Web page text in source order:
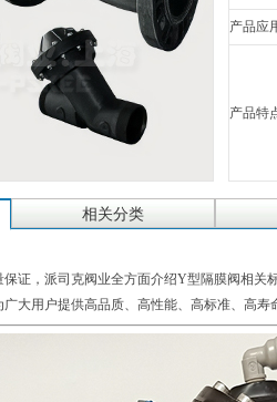
产品应
产品特
相关分类
保证，派司克阀业全方面介绍Y型隔膜阀相
大用户提供高品质、高性能、高标准、高寿